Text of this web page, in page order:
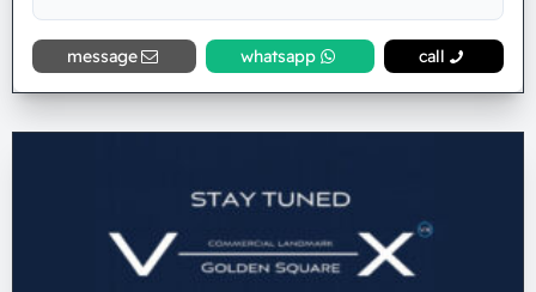
call
whatsapp
message